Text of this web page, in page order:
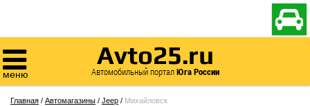


меню
Avto25.ru
Автомобильный порталЮга России
Главная / Автомагазины / Jeep / Михайловск